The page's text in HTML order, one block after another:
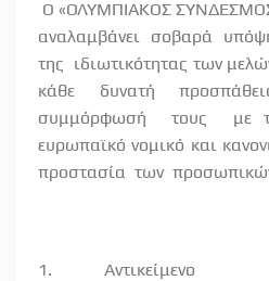
Ο «ΟΛΥΜΠΙΑΚΟΣ
αναλαμβάνει σοβαρά
της ιδιωτικότητας των
κάθε
δυνατή
συμμόρφωσή
τους
με
ευρωπαϊκό νομικό και
προστασία των
1. Αντικείμενο